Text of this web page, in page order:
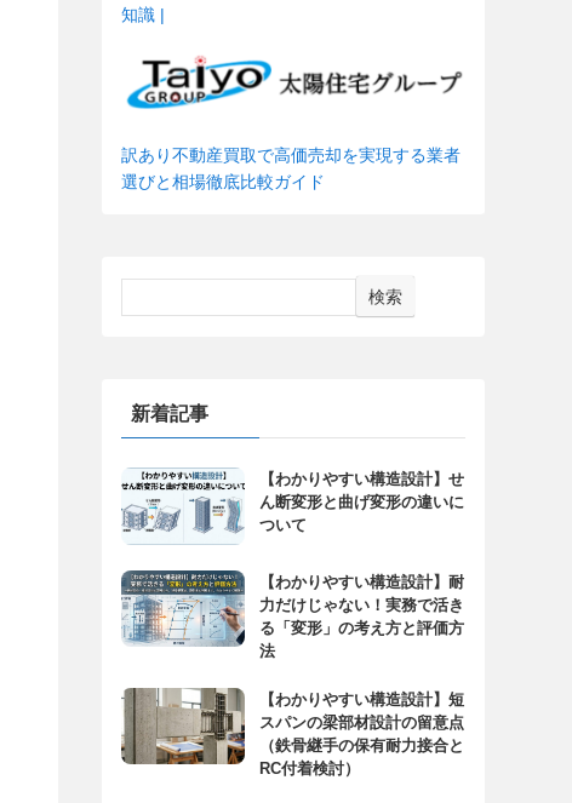
知識 |
訳あり不動産買取で高価売却を実現する業者
選びと相場徹底比較ガイド
検索
新着記事
【わかりやすい構造設計】せ
ん断変形と曲げ変形の違いに
ついて
【わかりやすい構造設計】耐
力だけじゃない！実務で活き
る「変形」の考え方と評価方
法
【わかりやすい構造設計】短
スパンの梁部材設計の留意点
（鉄骨継手の保有耐力接合と
RC付着検討）